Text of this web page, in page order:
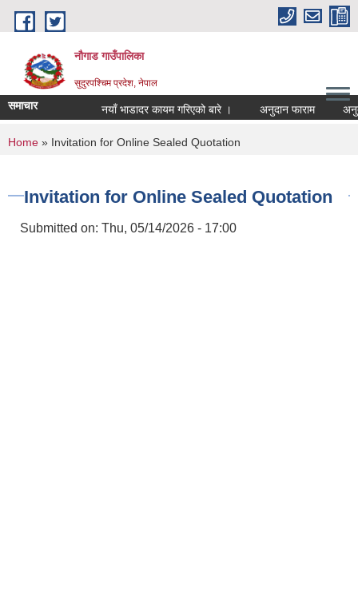
Skip to main content
नौगाड गाउँपालिका
सुदुरपश्चिम प्रदेश, नेपाल
समाचार नयाँ भाडादर कायम गरिएको बारे । अनुदान फाराम अनुदान
You are here
Home » Invitation for Online Sealed Quotation
Invitation for Online Sealed Quotation
Submitted on: Thu, 05/14/2026 - 17:00